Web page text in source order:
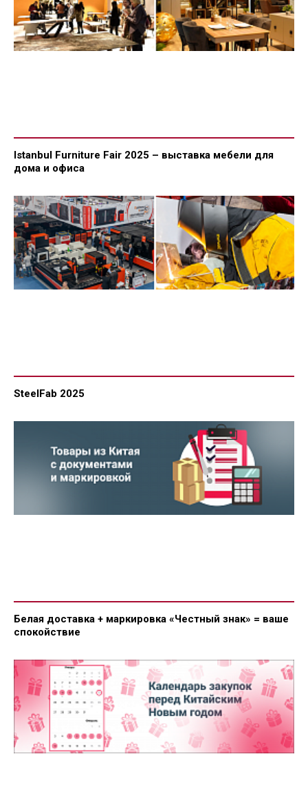
Istanbul Furniture Fair 2025 – выставка мебели для
дома и офиса
SteelFab 2025
Белая доставка + маркировка «Честный знак» = ваше
спокойствие